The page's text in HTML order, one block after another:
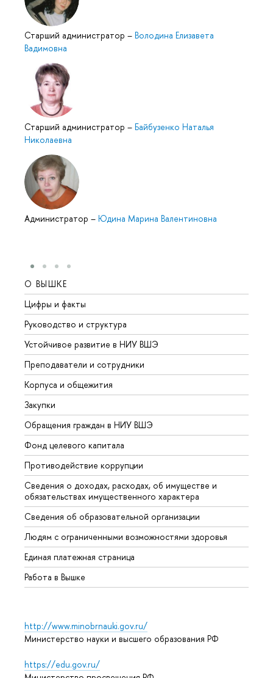
Старший администратор – Володина Елизавета
Вадимовна
Старший администратор – Байбузенко Наталья
Николаевна
Администратор – Юдина Марина Валентиновна
О ВЫШКЕ
Цифры и факты
Руководство и структура
Устойчивое развитие в НИУ ВШЭ
Преподаватели и сотрудники
Корпуса и общежития
Закупки
Обращения граждан в НИУ ВШЭ
Фонд целевого капитала
Противодействие коррупции
Сведения о доходах, расходах, об имуществе и
обязательствах имущественного характера
Сведения об образовательной организации
Людям с ограниченными возможностями здоровья
Единая платежная страница
Работа в Вышке
http://www.minobrnauki.gov.ru/
Министерство науки и высшего образования РФ
https://edu.gov.ru/